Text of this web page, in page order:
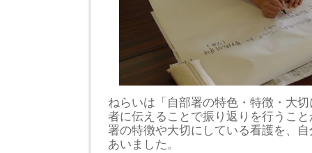
ねらいは「自部署の特色・特徴・大
者に伝えることで振り返りを行うこ
署の特徴や大切にしている看護を、
あいました。